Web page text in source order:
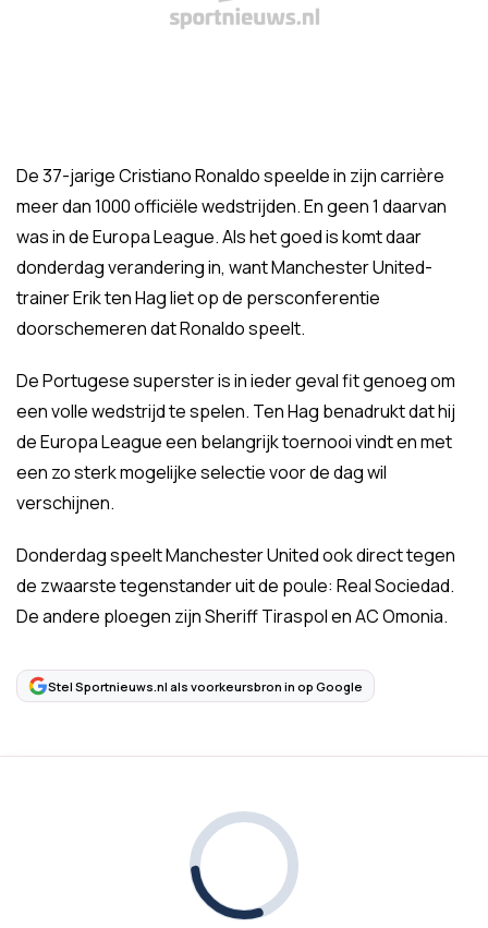
De 37-jarige Cristiano Ronaldo speelde in zijn carrière
meer dan 1000 officiële wedstrijden. En geen 1 daarvan
was in de Europa League. Als het goed is komt daar
donderdag verandering in, want Manchester United-
trainer Erik ten Hag liet op de persconferentie
doorschemeren dat Ronaldo speelt.
De Portugese superster is in ieder geval fit genoeg om
een volle wedstrijd te spelen. Ten Hag benadrukt dat hij
de Europa League een belangrijk toernooi vindt en met
een zo sterk mogelijke selectie voor de dag wil
verschijnen.
Donderdag speelt Manchester United ook direct tegen
de zwaarste tegenstander uit de poule: Real Sociedad.
De andere ploegen zijn Sheriff Tiraspol en AC Omonia.
Stel Sportnieuws.nl als voorkeursbron in op Google